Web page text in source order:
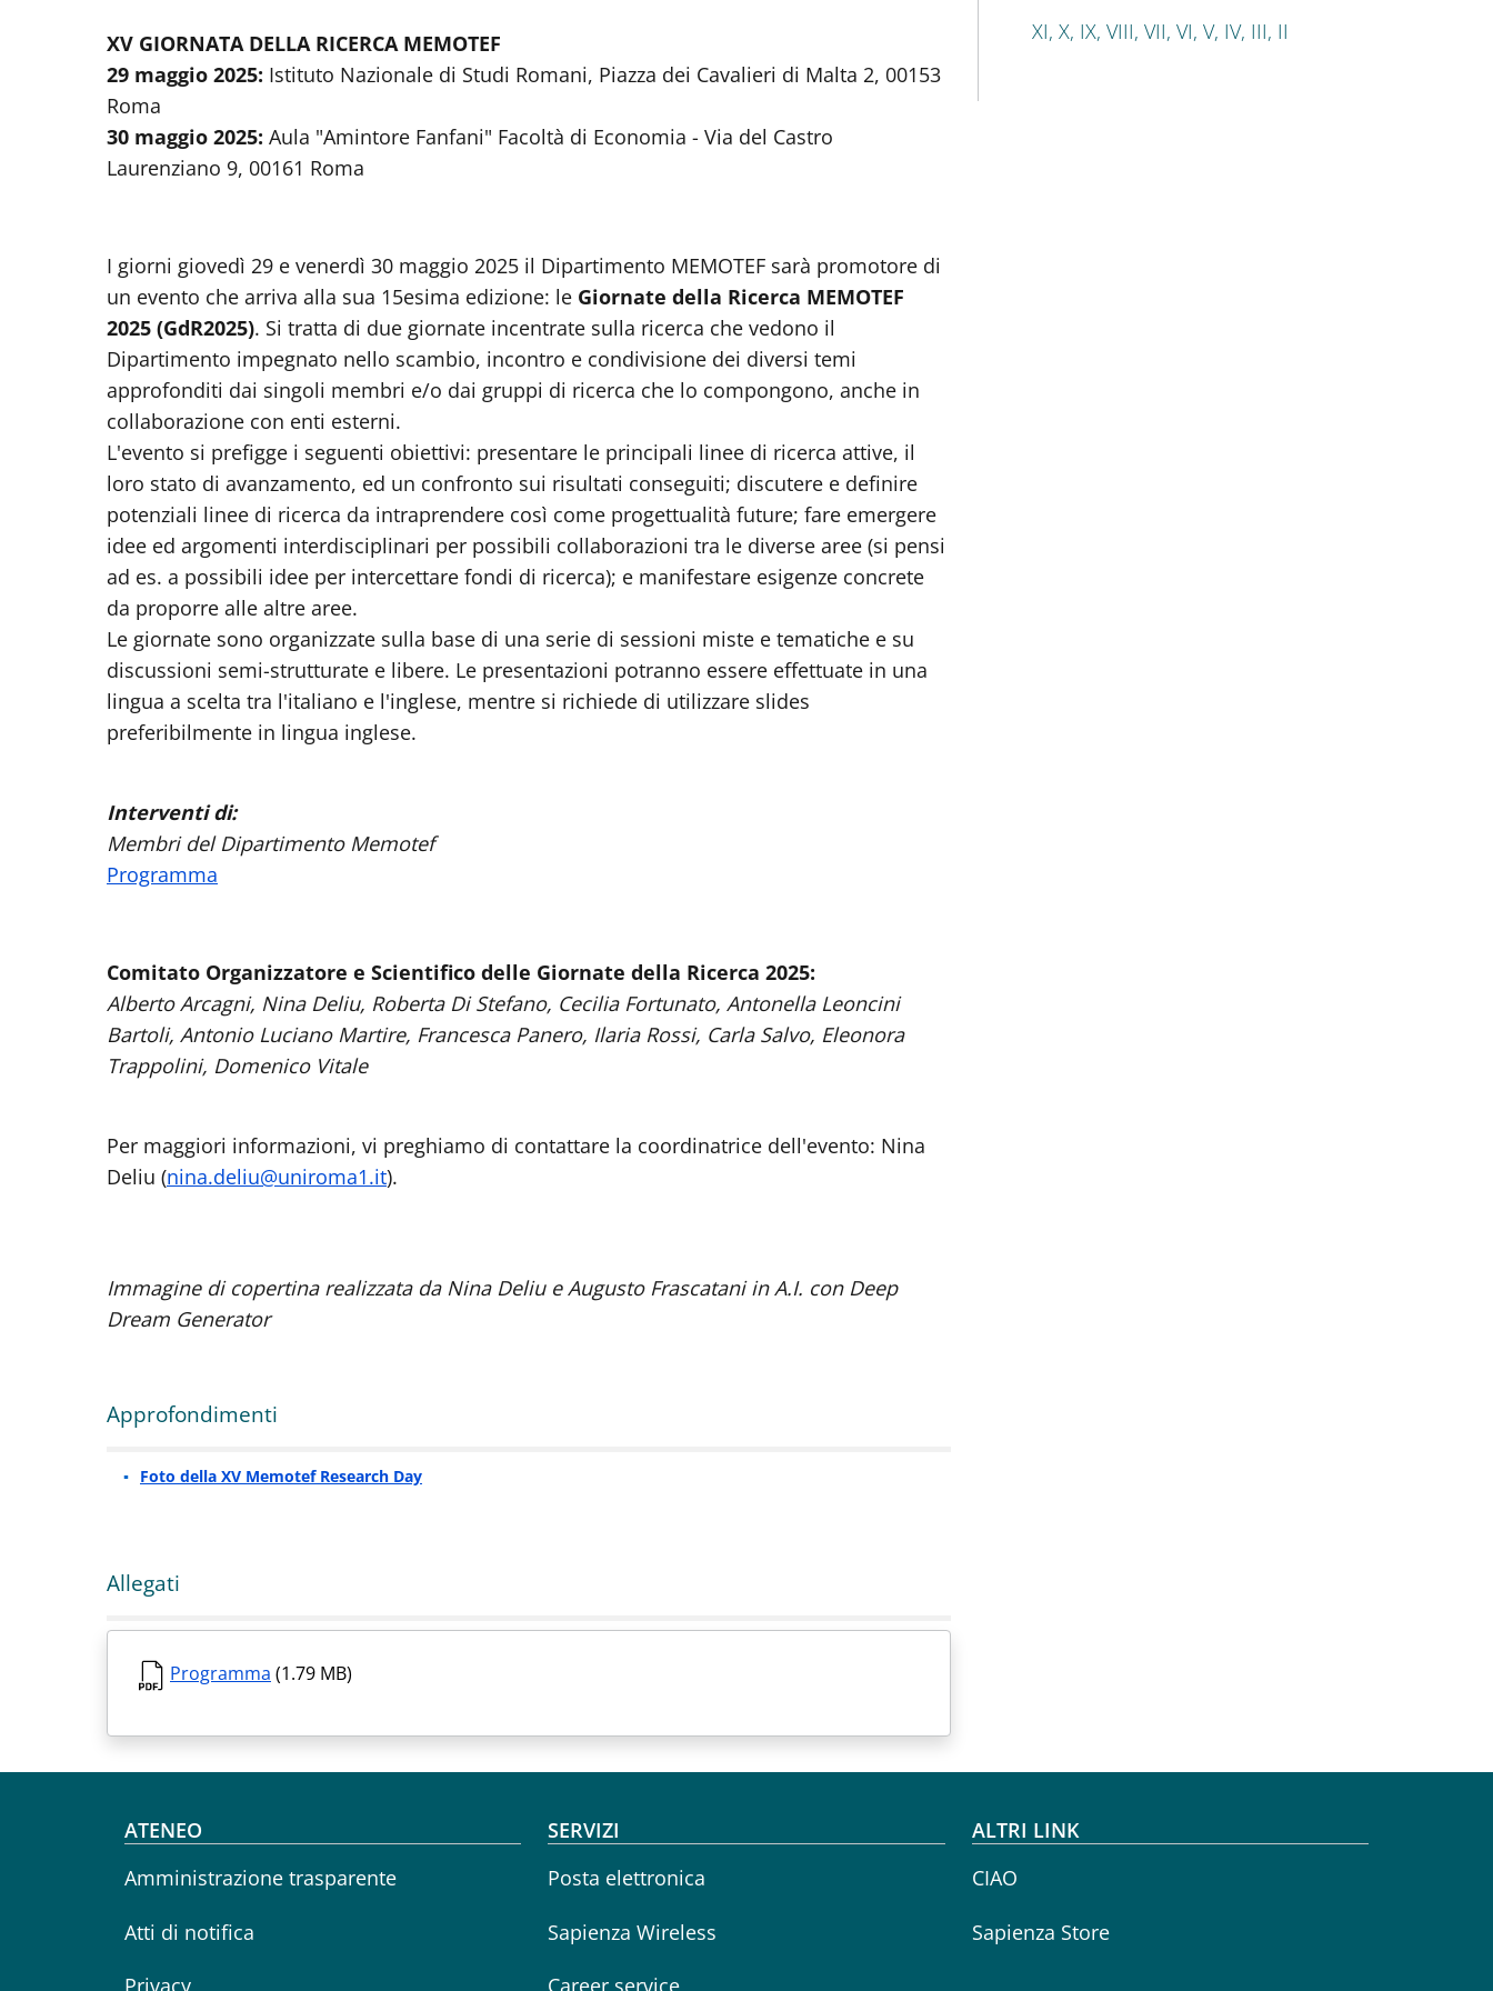
XV GIORNATA DELLA RICERCA MEMOTEF
29 maggio 2025: Istituto Nazionale di Studi Romani, Piazza dei Cavalieri di Malta 2, 00153
Roma
30 maggio 2025: Aula "Amintore Fanfani" Facoltà di Economia - Via del Castro
Laurenziano 9, 00161 Roma
I giorni giovedì 29 e venerdì 30 maggio 2025 il Dipartimento MEMOTEF sarà promotore di
un evento che arriva alla sua 15esima edizione: le Giornate della Ricerca MEMOTEF
2025 (GdR2025). Si tratta di due giornate incentrate sulla ricerca che vedono il
Dipartimento impegnato nello scambio, incontro e condivisione dei diversi temi
approfonditi dai singoli membri e/o dai gruppi di ricerca che lo compongono, anche in
collaborazione con enti esterni.
L'evento si prefigge i seguenti obiettivi: presentare le principali linee di ricerca attive, il
loro stato di avanzamento, ed un confronto sui risultati conseguiti; discutere e definire
potenziali linee di ricerca da intraprendere così come progettualità future; fare emergere
idee ed argomenti interdisciplinari per possibili collaborazioni tra le diverse aree (si pensi
ad es. a possibili idee per intercettare fondi di ricerca); e manifestare esigenze concrete
da proporre alle altre aree.
Le giornate sono organizzate sulla base di una serie di sessioni miste e tematiche e su
discussioni semi-strutturate e libere. Le presentazioni potranno essere effettuate in una
lingua a scelta tra l'italiano e l'inglese, mentre si richiede di utilizzare slides
preferibilmente in lingua inglese.
Interventi di:
Membri del Dipartimento Memotef
Programma
Comitato Organizzatore e Scientifico delle Giornate della Ricerca 2025:
Alberto Arcagni, Nina Deliu, Roberta Di Stefano, Cecilia Fortunato, Antonella Leoncini
Bartoli, Antonio Luciano Martire, Francesca Panero, Ilaria Rossi, Carla Salvo, Eleonora
Trappolini, Domenico Vitale
Per maggiori informazioni, vi preghiamo di contattare la coordinatrice dell'evento: Nina
Deliu (nina.deliu@uniroma1.it).
Immagine di copertina realizzata da Nina Deliu e Augusto Frascatani in A.I. con Deep
Dream Generator
Approfondimenti
Foto della XV Memotef Research Day
Allegati
Programma (1.79 MB)
XI, X, IX, VIII, VII, VI, V, IV, III, II
Footer menu
ATENEO
Amministrazione trasparente
Atti di notifica
SERVIZI
Posta elettronica
Sapienza Wireless
ALTRI LINK
CIAO
Sapienza Store